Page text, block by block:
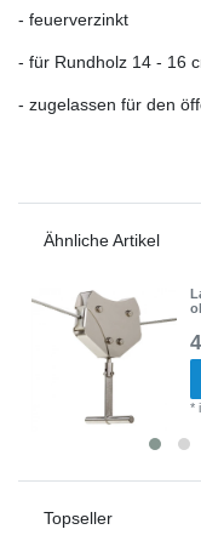
- feuerverzinkt
- für Rundholz 14 - 16
- zugelassen für den
Ähnliche Artikel
*
Topseller